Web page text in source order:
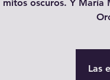
mitos oscuros. Y María
Las